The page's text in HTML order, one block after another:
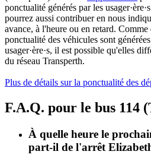
ponctualité générés par les
pourrez aussi contribuer en nous
avance, à l'heure ou en retard. Comme
ponctualité des véhicules sont
usager·ère·s, il est possible qu'elles
du réseau Transperth.
Plus de détails sur la ponctualité des
F.A.Q. pour le bus 114
À quelle heure le
part-il de l'arrêt